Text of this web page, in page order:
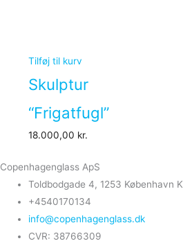
Tilføj til kurv
Skulptur
“Frigatfugl”
18.000,00 kr.
Copenhagenglass ApS
Toldbodgade 4, 1253 København K
+4540170134
info@copenhagenglass.dk
CVR: 38766309